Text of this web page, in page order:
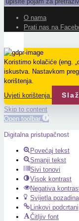
O nama
Prati nas na
Koristimo kolačiće (eng.
iskustva. Nastavkom
korištenja.
Uvjeti korištenja
Skip to content
Open toolbar
Digitalna pristupačnost
Povećaj tekst
Smanji tekst
Sivi tonovi
Visok kontrast
Negativa
Svijetla pozadina
Linkovi podcrtani
Čitljiv font